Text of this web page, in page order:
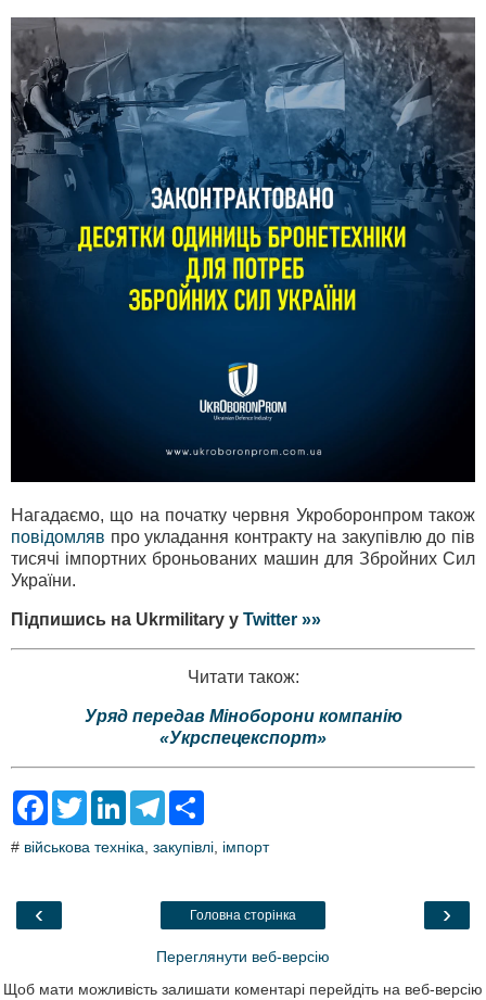
Нагадаємо, що на початку червня Укроборонпром також
повідомляв про укладання контракту на закупівлю до пів
тисячі імпортних броньованих машин для Збройних Сил
України.
Підпишись на Ukrmilitary у Twitter »»
Читати також:
Уряд передав Міноборони компанію
«Укрспецекспорт»
F
e
o
T
t
L
k
T
e
a
r
# військова техніка закупівлі імпорт
‹ ›
Головна сторінка
Переглянути веб-версію
Щоб мати можливість залишати коментарі перейдіть на веб-версію